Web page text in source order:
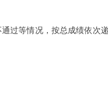
过等情况，按总成绩依次